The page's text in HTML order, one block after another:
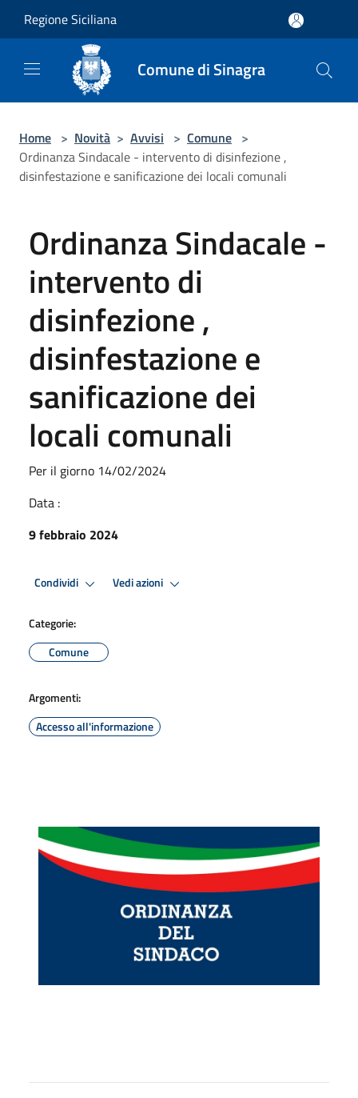
Regione Siciliana
Comune di Sinagra
Home > Novità > Avvisi > Comune >
Ordinanza Sindacale - intervento di disinfezione ,
disinfestazione e sanificazione dei locali comunali
Ordinanza Sindacale -
intervento di
disinfezione ,
disinfestazione e
sanificazione dei
locali comunali
Per il giorno 14/02/2024
Data :
9 febbraio 2024
Condividi Vedi azioni
Categorie:
Comune
Argomenti:
Accesso all'informazione